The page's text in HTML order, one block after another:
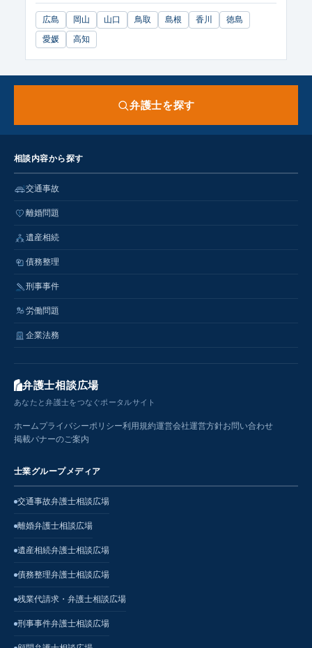
広島 岡山 山口 鳥取 島根 香川
徳島
愛媛
高知
弁護士を探す
相談内容から探す
交通事故
離婚問題
遺産相続
債務整理
刑事事件
労働問題
企業法務
弁護士相談広場
あなたと弁護士をつなぐポータルサイト
ホームプライバシーポリシー利用規約運営会社運営方針お問い合わせ
掲載バナーのご案内
士業グループメディア
交通事故弁護士相談広場
離婚弁護士相談広場
遺産相続弁護士相談広場
債務整理弁護士相談広場
残業代請求・弁護士相談広場
刑事事件弁護士相談広場